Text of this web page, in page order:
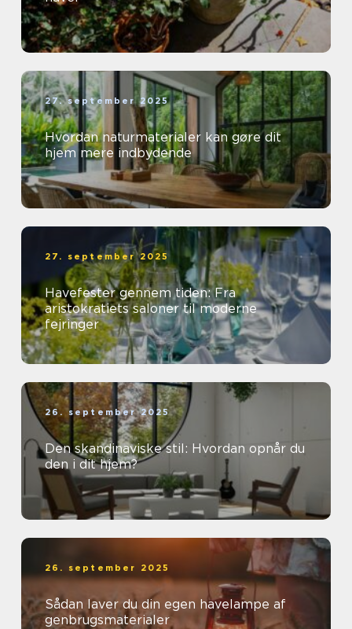
27. september 2025
Hvordan naturmaterialer kan gøre dit
hjem mere indbydende
27. september 2025
Havefester gennem tiden: Fra
aristokratiets saloner til moderne
fejringer
26. september 2025
Den skandinaviske stil: Hvordan opnår du
den i dit hjem?
26. september 2025
Sådan laver du din egen havelampe af
genbrugsmaterialer